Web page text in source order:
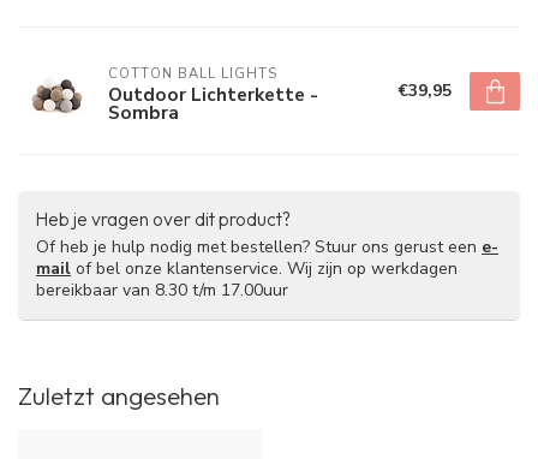
COTTON BALL LIGHTS
Outdoor Lichterkette -
Sombra
€39,95
Heb je vragen over dit product?
Of heb je hulp nodig met bestellen? Stuur ons gerust een e-
mail of bel onze klantenservice. Wij zijn op werkdagen
bereikbaar van 8.30 t/m 17.00uur
Zuletzt angesehen